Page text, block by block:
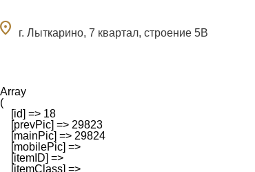
г. Лыткарино, 7 квартал, строение 5В
Array
(
    [id] => 18
    [prevPic] => 29823
    [mainPic] => 29824
    [mobilePic] =>
    [itemID] =>
    [itemClass] =>